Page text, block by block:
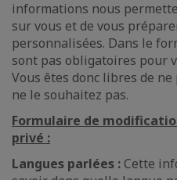
informations nous
sur vous et de vous
personnalisées. Dans le
sont pas obligatoires pour
Vous êtes donc libres de
ne le souhaitez pas.
Formulaire de
privé :
Langues parlées : Cette